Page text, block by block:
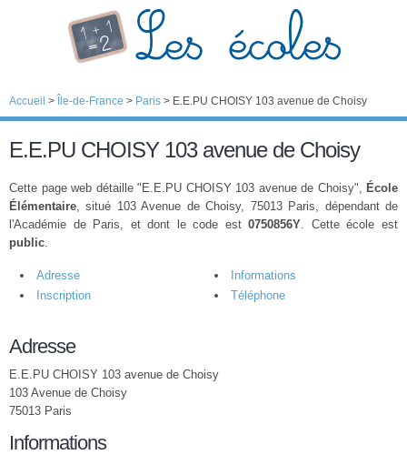
Accueil > Île-de-France > Paris > E.E.PU CHOISY 103 avenue de Choisy
E.E.PU CHOISY 103 avenue de Choisy
Cette page web détaille "E.E.PU CHOISY 103 avenue de Choisy", École
Élémentaire, situé 103 Avenue de Choisy, 75013 Paris, dépendant de
l'Académie de Paris, et dont le code est0750856Y. Cette école est
public.
Adresse
Informations
Inscription
Téléphone
Adresse
E.E.PU CHOISY 103 avenue de Choisy
103 Avenue de Choisy
75013 Paris
Informations